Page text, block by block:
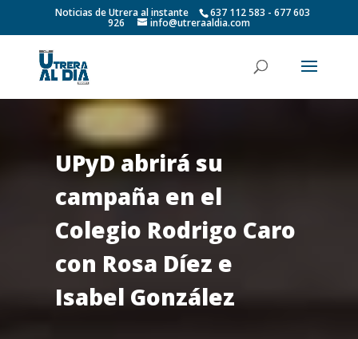
Noticias de Utrera al instante 637 112 583 - 677 603
926 info@utreraaldia.com
UPyD abrirá su
campaña en el
Colegio Rodrigo Caro
con Rosa Díez e
Isabel González